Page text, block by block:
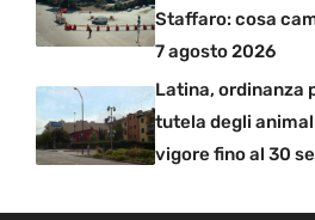
Staffaro: cosa
7 agosto 2026
Latina, ordinanza
tutela degli
vigore fino al 30